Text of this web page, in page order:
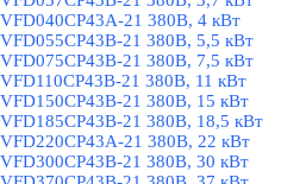
VFD040CP43A-21 380В, 4 кВт
VFD055CP43B-21 380В, 5,5 кВт
VFD075CP43B-21 380В, 7,5 кВт
VFD110CP43B-21 380В, 11 кВт
VFD150CP43B-21 380В, 15 кВт
VFD185CP43B-21 380В, 18,5 кВт
VFD220CP43A-21 380В, 22 кВт
VFD300CP43B-21 380В, 30 кВт